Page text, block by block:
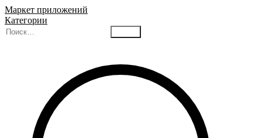
Маркет приложений
Категории